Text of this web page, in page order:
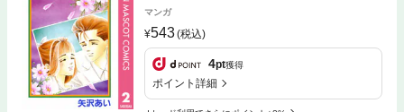
マンガ
543(税込)
4pt獲得
ポイント詳細